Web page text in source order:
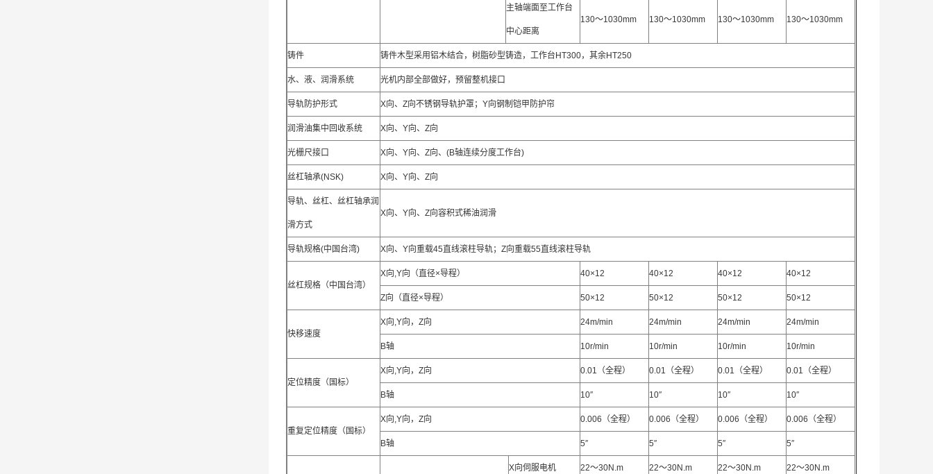
主轴端面至工作台
中心距离
130～1030mm 130～1030mm 130～1030mm 130～1030mm
铸件 铸件木型采用铝木结合，树脂砂型铸造，工作台HT300，其余HT250
水、液、润滑系统 光机内部全部做好，预留整机接口
导轨防护形式 X向、Z向不锈钢导轨护罩；Y向钢制铠甲防护帘
润滑油集中回收系统 X向、Y向、Z向
光栅尺接口 X向、Y向、Z向、(B轴连续分度工作台)
丝杠轴承(NSK) X向、Y向、Z向
导轨、丝杠、丝杠轴承润
滑方式
X向、Y向、Z向容积式稀油润滑
导轨规格(中国台湾) X向、Y向重载45直线滚柱导轨；Z向重载55直线滚柱导轨
丝杠规格（中国台湾）
X向,Y向（直径×导程） 40×12 40×12 40×12 40×12
Z向（直径×导程） 50×12 50×12 50×12 50×12
快移速度
X向,Y向，Z向 24m/min 24m/min 24m/min 24m/min
B轴 10r/min 10r/min 10r/min 10r/min
定位精度（国标）
X向,Y向，Z向 0.01（全程） 0.01（全程） 0.01（全程） 0.01（全程）
B轴 10″ 10″ 10″ 10″
重复定位精度（国标）
X向,Y向，Z向 0.006（全程） 0.006（全程） 0.006（全程） 0.006（全程）
B轴 5″ 5″ 5″ 5″
X向伺服电机 22～30N.m 22～30N.m 22～30N.m 22～30N.m